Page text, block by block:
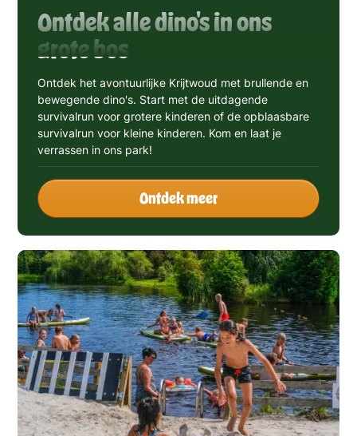
Ontdek alle dino's in ons
grote bos
Ontdek het avontuurlijke Krijtwoud met brullende en
bewegende dino's. Start met de uitdagende
survivalrun voor grotere kinderen of de opblaasbare
survivalrun voor kleine kinderen. Kom en laat je
verrassen in ons park!
Ontdek meer